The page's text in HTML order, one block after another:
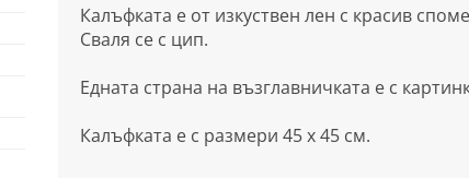
Калъфката е от изкуствен лен с красив
Сваля се с цип.
Едната страна на възглавничката е с
Калъфката е с размери 45 х 45 см.